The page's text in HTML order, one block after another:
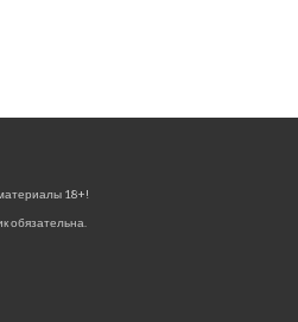
18+!
обязательна.